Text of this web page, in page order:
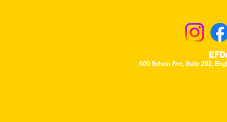
600 Sylvan Ave, Suite 202,